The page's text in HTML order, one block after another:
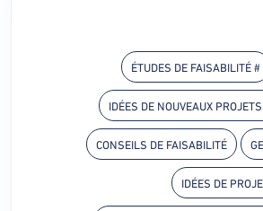
# ÉTUDES DE FAISABILITÉ
IDÉES DE NOUVEAUX
CONSEILS DE FAISABILITÉ
IDÉES DE